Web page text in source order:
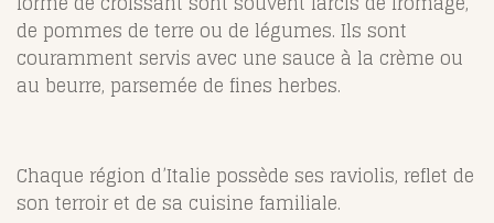
de pommes de terre ou de légumes. Ils sont
couramment servis avec une sauce à la crème ou
au beurre, parsemée de fines herbes.
Chaque région d’Italie possède ses raviolis, reflet de
son terroir et de sa cuisine familiale.